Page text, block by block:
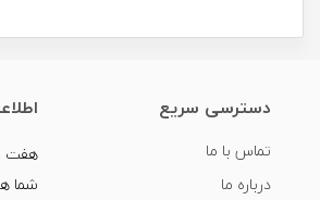
دسترسی سریع
تماس با ما
درباره ما
شما